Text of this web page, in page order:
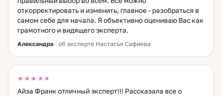
откорректировать и изменить, главное - разобраться в
самом себе для начала. Я объективно оцениваю Вас как
грамотного и видящего эксперта.
Александра · об эксперте Настасья Сафиева
★★★★★
Айза Франк отличный эксперт!!! Рассказала все о